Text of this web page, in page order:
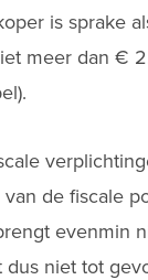
is sprake
meer dan €
de fiscale
evenmin
niet tot